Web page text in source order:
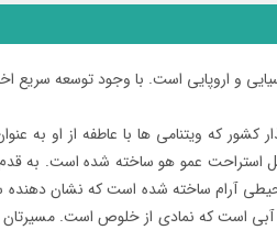
و اروپایی است. با وجود توسعه
که ویتنامی ها با عاطفه از او به
عمو هو ساخته شده است. به قدم
است که نمادی از خلوص است. مسیرتان